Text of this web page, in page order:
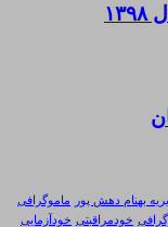
بهنام دهش پور
ماموگرافی
خودمراقبتی خودآزمایی